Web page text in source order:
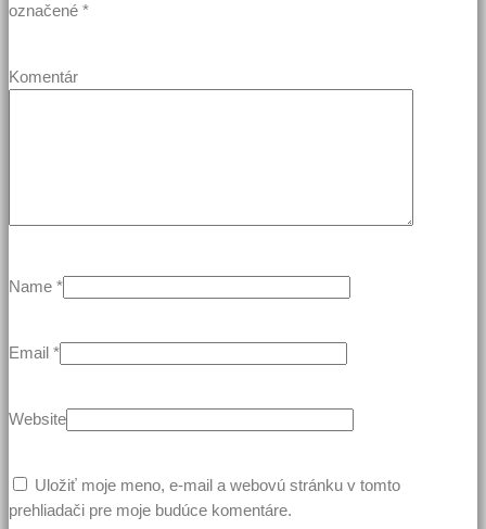
označené *
Komentár
Name *
Email *
Website
Uložiť moje meno, e-mail a webovú stránku v tomto
prehliadači pre moje budúce komentáre.